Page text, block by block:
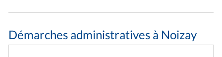
Démarches administratives à Noizay